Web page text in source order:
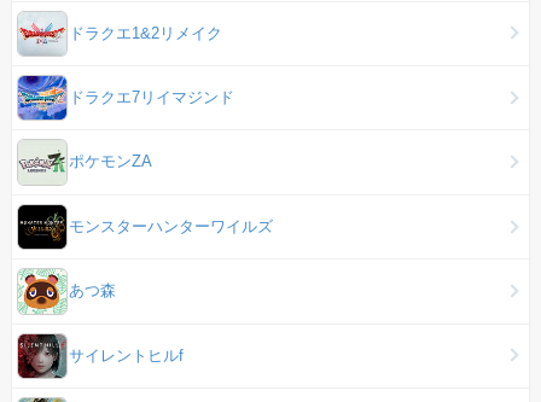
ドラクエ1&2リメイク
ドラクエ7リイマジンド
ポケモンZA
モンスターハンターワイルズ
あつ森
サイレントヒルf